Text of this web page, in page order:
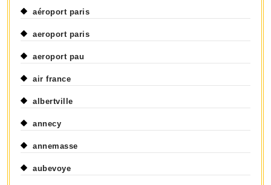
aéroport paris
aeroport paris
aeroport pau
air france
albertville
annecy
annemasse
aubevoye